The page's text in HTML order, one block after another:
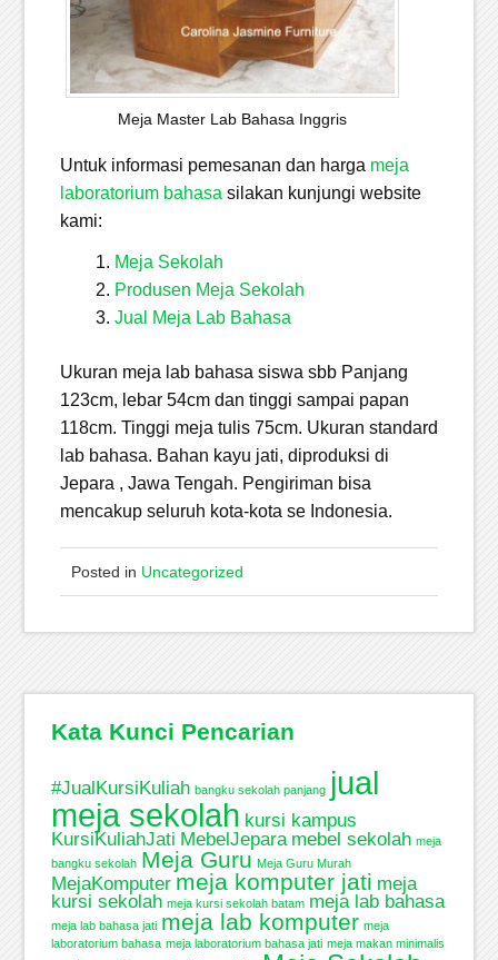
Meja Master Lab Bahasa Inggris
Untuk informasi pemesanan dan harga meja
laboratorium bahasasilakan kunjungi website
kami:
Meja Sekolah
Produsen Meja Sekolah
Jual Meja Lab Bahasa
Ukuran meja lab bahasa siswa sbb Panjang
123cm, lebar 54cm dan tinggi sampai papan
118cm. Tinggi meja tulis 75cm. Ukuran standard
lab bahasa. Bahan kayu jati, diproduksi di
Jepara , Jawa Tengah. Pengiriman bisa
mencakup seluruh kota-kota se Indonesia.
Posted in Uncategorized
Kata Kunci Pencarian
#JualKursiKuliah bangku sekolah panjang jual
meja sekolah kursi kampus
KursiKuliahJati MebelJepara mebel sekolah meja
bangku sekolah Meja Guru Meja Guru Murah
MejaKomputer meja komputer jati meja
kursi sekolah meja kursi sekolah batam meja lab bahasa
meja lab bahasa jati meja lab komputer meja
laboratorium bahasa meja laboratorium bahasa jati meja makan minimalis